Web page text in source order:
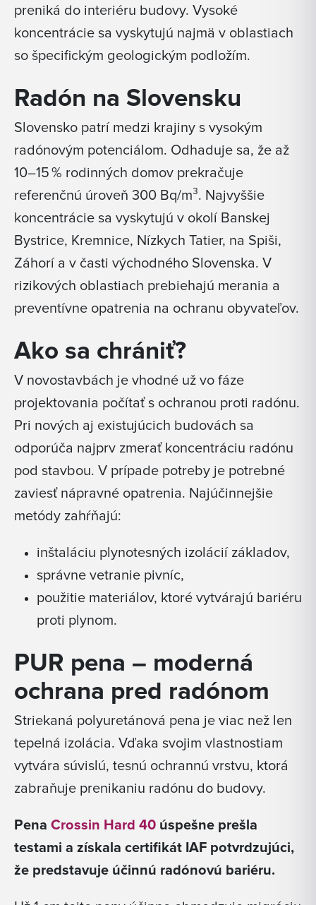
preniká do interiéru budovy. Vysoké
koncentrácie sa vyskytujú najmä v oblastiach
so špecifickým geologickým podložím.
Radón na Slovensku
Slovensko patrí medzi krajiny s vysokým
radónovým potenciálom. Odhaduje sa, že až
10–15 % rodinných domov prekračuje
referenčnú úroveň 300 Bq/m³. Najvyššie
koncentrácie sa vyskytujú v okolí Banskej
Bystrice, Kremnice, Nízkych Tatier, na Spiši,
Záhorí a v časti východného Slovenska. V
rizikových oblastiach prebiehajú merania a
preventívne opatrenia na ochranu obyvateľov.
Ako sa chrániť?
V novostavbách je vhodné už vo fáze
projektovania počítať s ochranou proti radónu.
Pri nových aj existujúcich budovách sa
odporúča najprv zmerať koncentráciu radónu
pod stavbou. V prípade potreby je potrebné
zaviesť nápravné opatrenia. Najúčinnejšie
metódy zahŕňajú:
inštaláciu plynotesných izolácií základov,
správne vetranie pivníc,
použitie materiálov, ktoré vytvárajú bariéru
proti plynom.
PUR pena – moderná
ochrana pred radónom
Striekaná polyuretánová pena je viac než len
tepelná izolácia. Vďaka svojim vlastnostiam
vytvára súvislú, tesnú ochrannú vrstvu, ktorá
zabraňuje prenikaniu radónu do budovy.
Pena Crossin Hard 40 úspešne prešla
testami a získala certifikát IAF potvrdzujúci,
že predstavuje účinnú radónovú bariéru.